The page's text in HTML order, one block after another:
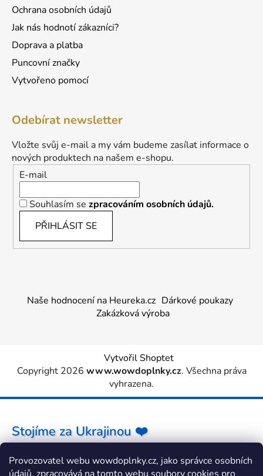
Provozovatel webu wowdoplnky.cz, jako správce osobních
Ochrana osobních údajů
Jak nás hodnotí zákazníci?
Doprava a platba
Puncovní značky
Vytvořeno pomocí
Odebírat newsletter
Vložte svůj e-mail a my vám budeme zasílat informace o
nových produktech na našem e-shopu.
E-mail
Souhlasím se zpracováním osobních údajů.
PŘIHLÁSIT SE
Naše hodnocení na Heureka.cz Dárkové poukazy
Zakázková výroba
Vytvořil Shoptet
Copyright 2026 www.wowdoplnky.cz. Všechna práva
vyhrazena.
Stojíme za Ukrajinou ❤️
Jak a čím pomoci »